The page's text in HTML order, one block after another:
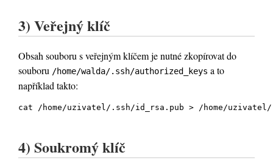
3) Veřejný klíč
Obsah souboru s veřejným klíčem je nutné zkopírovat do
souboru /home/walda/.ssh/authorized_keys a to
například takto:
4) Soukromý klíč